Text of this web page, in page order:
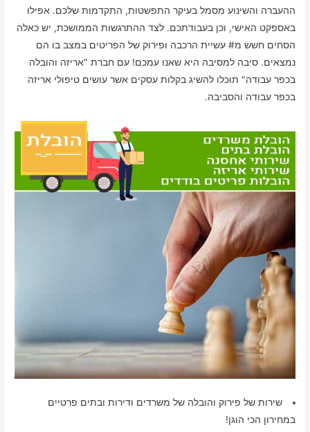
ההעברה והשינוע מסמל בעיקר התפשטות, התקדמות שלכם. אפילו
באספקט האישי, וכן בעבודתכם. לצד ההתרגשות הממושכת, יש כאלה
הסחים חשש מ# עשיית הרכבה ופירוק של הפריטים במצב בו הם
נמצאים. סיבה למסיבה היא שאנו עמכם! עם חברת "אריזה והובלה
בכפר עבודה" תוכלו להשיג בקלות עסקים אשר עושים טיפולי אריזה
בכפר עבודה והסביבה.
שירות של פירוק והובלה של משרדים ודירות ובתים פרטיים
במחירון הכי הוגן!